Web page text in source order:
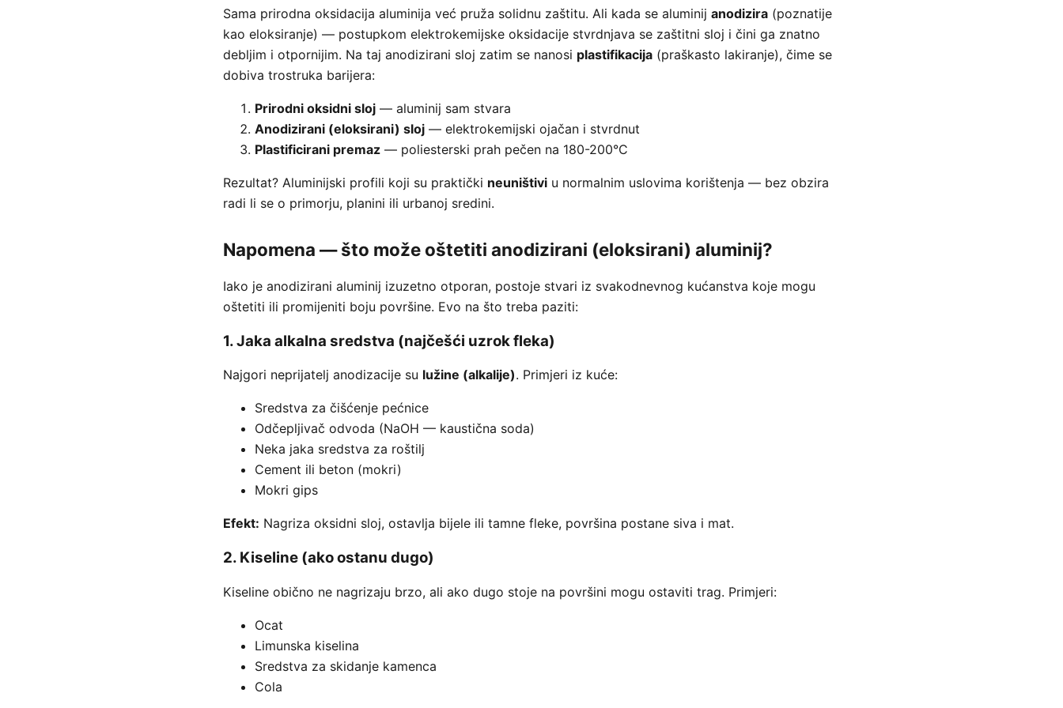
Sama prirodna oksidacija aluminija već pruža solidnu zaštitu. Ali kada se aluminij anodizira (poznatije
kao eloksiranje) — postupkom elektrokemijske oksidacije stvrdnjava se zaštitni sloj i čini ga znatno
debljim i otpornijim. Na taj anodizirani sloj zatim se nanosi plastifikacija (praškasto lakiranje), čime se
dobiva trostruka barijera:
Prirodni oksidni sloj — aluminij sam stvara
Anodizirani (eloksirani) sloj — elektrokemijski ojačan i stvrdnut
Plastificirani premaz — poliesterski prah pečen na 180-200°C
Rezultat? Aluminijski profili koji su praktički neuništivi u normalnim uslovima korištenja — bez obzira
radi li se o primorju, planini ili urbanoj sredini.
Napomena — što može oštetiti anodizirani (eloksirani) aluminij?
Iako je anodizirani aluminij izuzetno otporan, postoje stvari iz svakodnevnog kućanstva koje mogu
oštetiti ili promijeniti boju površine. Evo na što treba paziti:
1. Jaka alkalna sredstva (najčešći uzrok fleka)
Najgori neprijatelj anodizacije su lužine (alkalije). Primjeri iz kuće:
Sredstva za čišćenje pećnice
Odčepljivač odvoda (NaOH — kaustična soda)
Neka jaka sredstva za roštilj
Cement ili beton (mokri)
Mokri gips
Efekt: Nagriza oksidni sloj, ostavlja bijele ili tamne fleke, površina postane siva i mat.
2. Kiseline (ako ostanu dugo)
Kiseline obično ne nagrizaju brzo, ali ako dugo stoje na površini mogu ostaviti trag. Primjeri:
Ocat
Limunska kiselina
Sredstva za skidanje kamenca
Cola